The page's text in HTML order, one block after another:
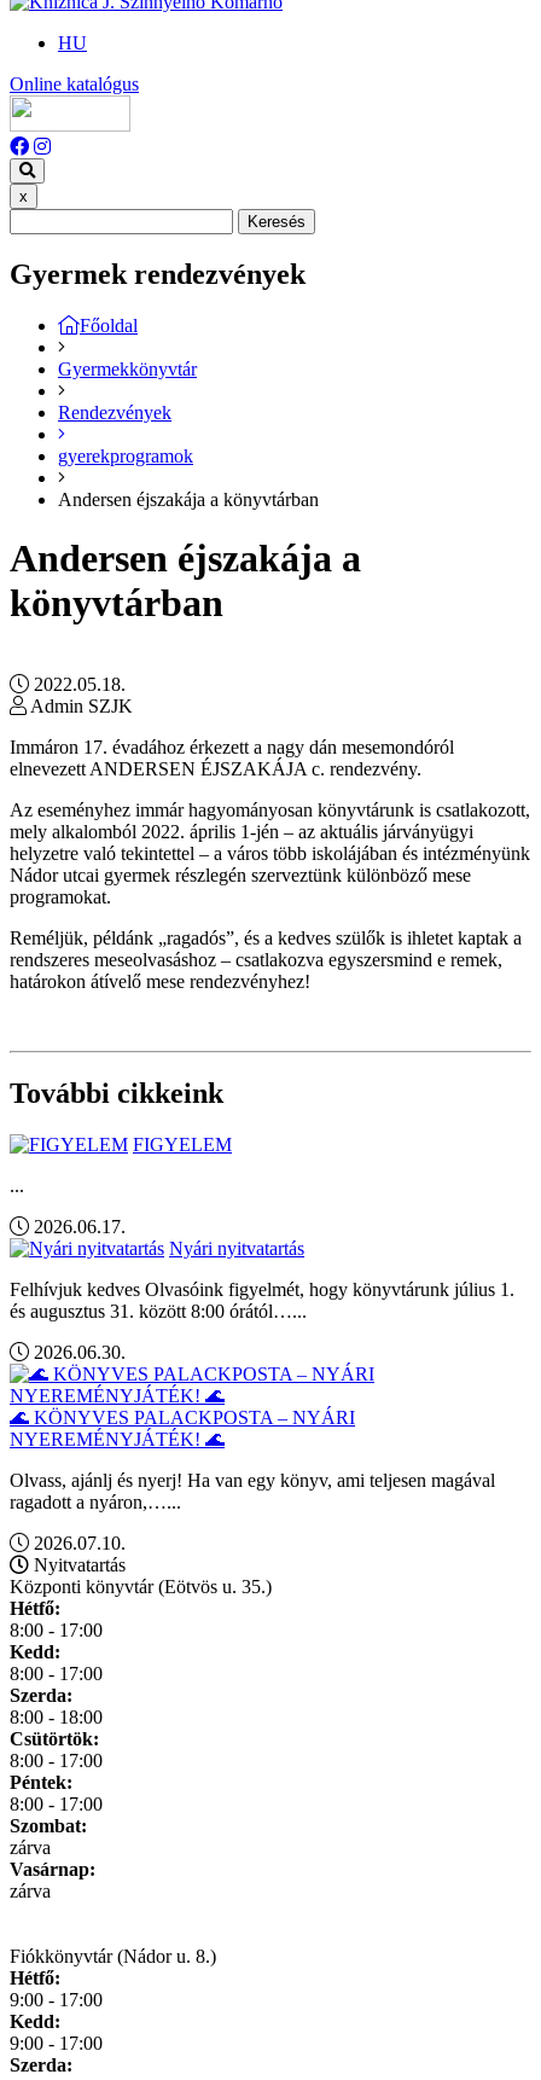
HU
Online katalógus
x
Keresés
Gyermek rendezvények
Főoldal
Gyermekkönyvtár
Rendezvények
gyerekprogramok
Andersen éjszakája a könyvtárban
Andersen éjszakája a
könyvtárban
2022.05.18.
Admin SZJK
Immáron 17. évadához érkezett a nagy dán mesemondóról
elnevezett ANDERSEN ÉJSZAKÁJA c. rendezvény.
Az eseményhez immár hagyományosan könyvtárunk is csatlakozott,
mely alkalomból 2022. április 1-jén – az aktuális járványügyi
helyzetre való tekintettel – a város több iskolájában és intézményünk
Nádor utcai gyermek részlegén szerveztünk különböző mese
programokat.
Reméljük, példánk „ragadós”, és a kedves szülők is ihletet kaptak a
rendszeres meseolvasáshoz – csatlakozva egyszersmind e remek,
határokon átívelő mese rendezvényhez!
További cikkeink
FIGYELEM
...
2026.06.17.
Nyári nyitvatartás
Felhívjuk kedves Olvasóink figyelmét, hogy könyvtárunk július 1.
és augusztus 31. között 8:00 órától…...
2026.06.30.
🌊 KÖNYVES PALACKPOSTA – NYÁRI
NYEREMÉNYJÁTÉK! 🌊
Olvass, ajánlj és nyerj! Ha van egy könyv, ami teljesen magával
ragadott a nyáron,…...
2026.07.10.
Nyitvatartás
Központi könyvtár (Eötvös u. 35.)
Hétfő:
8:00 - 17:00
Kedd:
8:00 - 17:00
Szerda:
8:00 - 18:00
Csütörtök:
8:00 - 17:00
Péntek:
8:00 - 17:00
Szombat:
zárva
Vasárnap:
zárva
Fiókkönyvtár (Nádor u. 8.)
Hétfő:
9:00 - 17:00
Kedd:
9:00 - 17:00
Szerda: